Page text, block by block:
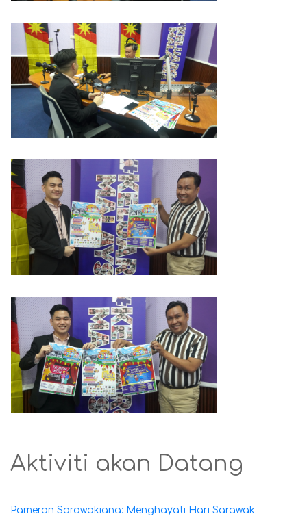
Aktiviti akan Datang
Pameran Sarawakiana: Menghayati Hari Sarawak